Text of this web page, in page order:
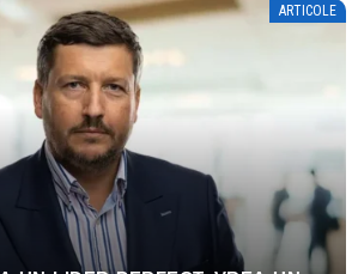
ARTICOLE